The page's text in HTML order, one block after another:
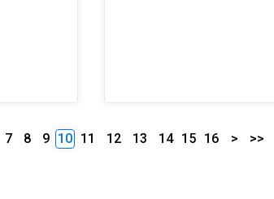
7 8 9 10 11 12 13 14 15 16 > >>